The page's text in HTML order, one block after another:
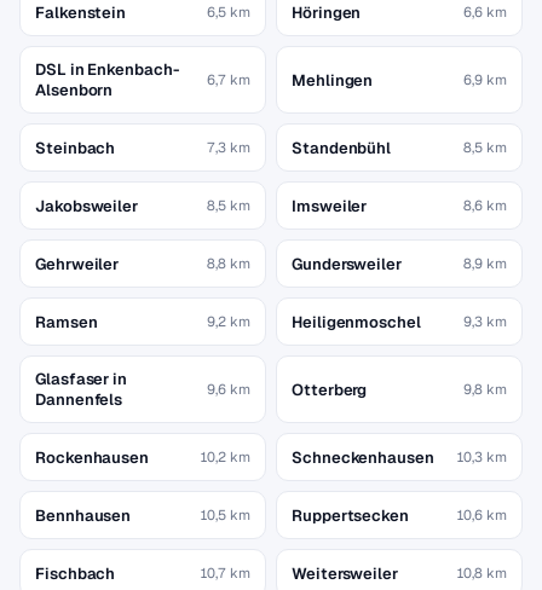
Falkenstein 6,5 km Höringen 6,6 km
DSL in Enkenbach-
Alsenborn
6,7 km Mehlingen 6,9 km
Steinbach 7,3 km Standenbühl 8,5 km
Jakobsweiler 8,5 km Imsweiler 8,6 km
Gehrweiler 8,8 km Gundersweiler 8,9 km
Ramsen 9,2 km Heiligenmoschel 9,3 km
Glasfaser in
Dannenfels
9,6 km Otterberg 9,8 km
Rockenhausen 10,2 km Schneckenhausen 10,3 km
Bennhausen 10,5 km Ruppertsecken 10,6 km
Fischbach 10,7 km Weitersweiler 10,8 km